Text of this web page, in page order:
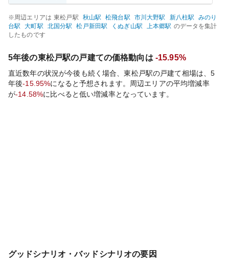
※周辺エリアは 東松戸駅 秋山駅 松飛台駅 市川大野駅 新八柱駅
みのり
台駅 大町駅 北国分駅 松戸新田駅 くぬぎ山駅 上本郷駅 のデータを集計
したものです
5年後の東松戸駅の戸建ての価格動向は -15.95%
直近数年の状況が今後も続く場合、東松戸駅の戸建て相場は、5
年後-15.95%になると予想されます。周辺エリアの平均増減率
が-14.58%に比べると低い増減率となっています。
グッドシナリオ・バッドシナリオの要因